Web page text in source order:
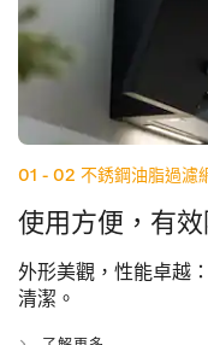
01 - 02 不銹鋼油脂過濾
使用方便，有效
外形美觀，性能卓越
清潔。